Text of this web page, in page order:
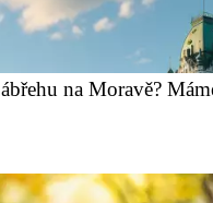
na Moravě?